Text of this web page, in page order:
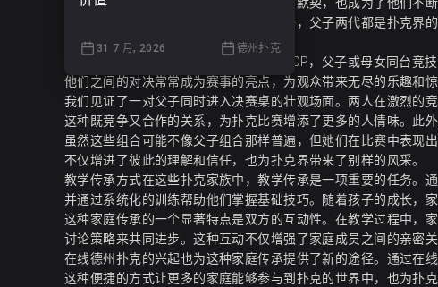
这种家族纽带不仅增强了他们在牌桌上的默契，也成为了他们不
例如，布鲁内森家族就是一个典型的例子，父子两代都是扑克界
更离不开家族文化的熏陶。
同台竞技记录在扑克比赛中，尤其是WSOP，父子或母女同台竞
他们之间的对决常常成为赛事的亮点，为观众带来无尽的乐趣和
我们见证了一对父子同时进入决赛桌的壮观场面。两人在激烈的
这种既竞争又合作的关系，为扑克比赛增添了更多的人情味。此
虽然这些组合可能不像父子组合那样普遍，但她们在比赛中表现
不仅增进了彼此的理解和信任，也为扑克界带来了别样的风采。
教学传承方式在这些扑克家族中，教学传承是一项重要的任务。
并通过系统化的训练帮助他们掌握基础技巧。随着孩子的成长，
这种家庭传承的一个显著特点是双方的互动性。在教学过程中，
讨论策略来共同进步。这种互动不仅增强了家庭成员之间的亲密
在线德州扑克的兴起也为这种家庭传承提供了新的途径。通过在
这种便捷的方式让更多的家庭能够参与到扑克的世界中，也为扑
31 7 月, 2026 德州扑克